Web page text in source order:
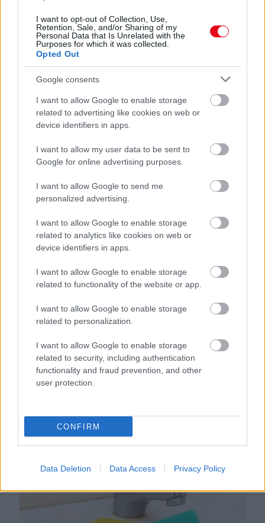
I want to opt-out of Collection, Use,
Retention, Sale, and/or Sharing of my
Personal Data that Is Unrelated with the
Purposes for which it was collected.
Opted Out
Google consents
I want to allow Google to enable storage
related to advertising like cookies on web or
device identifiers in apps.
I want to allow my user data to be sent to
Google for online advertising purposes.
I want to allow Google to send me
personalized advertising.
I want to allow Google to enable storage
related to analytics like cookies on web or
device identifiers in apps.
I want to allow Google to enable storage
related to functionality of the website or app.
I want to allow Google to enable storage
related to personalization.
I want to allow Google to enable storage
related to security, including authentication
functionality and fraud prevention, and other
user protection.
CONFIRM
Data Deletion Data Access Privacy Policy
Ha ezt érzed evés után, a szervezeted fontos dologra
próbál figyelmeztetni
Orvos figyelmeztet: ezt az apró reggeli tünetet ne
söpörd a szőnyeg alá
megoldás, mint gondolnád